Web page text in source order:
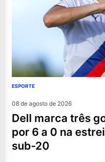
ESPORTE
08 de agosto de 2026
dell marca três gols e bahia goleia
por 6 a 0 na
sub-20